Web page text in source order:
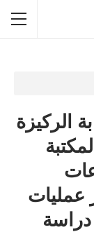
الركيزة
عمليات
دراسة